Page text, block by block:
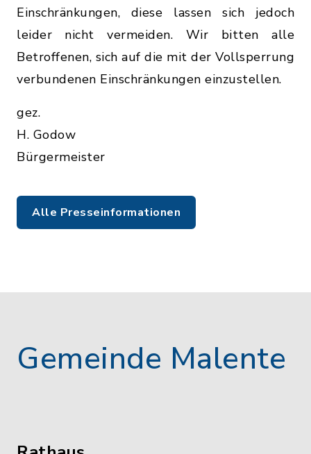
Einschränkungen, diese lassen sich jedoch
leider nicht vermeiden. Wir bitten alle
Betroffenen, sich auf die mit der Vollsperrung
verbundenen Einschränkungen einzustellen.
gez.
H. Godow
Bürgermeister
Alle Presseinformationen
Gemeinde Malente